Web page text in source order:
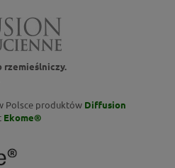
rzemieślniczy.
Polsce produktów Diffusion
Ekome®